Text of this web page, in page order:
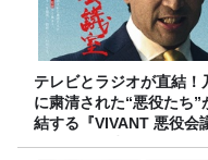
テレビとラジオが直結！
に粛清された“悪役たち”
結する『VIVANT 悪役会
7/26(日)23時スタート！